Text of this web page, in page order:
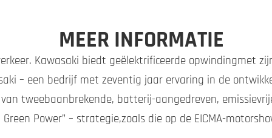
MEER INFORMATIE
Kawasaki biedt geëlektrificeerde opwindingmet
– een bedrijf met zeventig jaar ervaring in de
tweebaanbrekende, batterij-aangedreven, emissievrije
Green Power” – strategie,zoals die op de EICMA-